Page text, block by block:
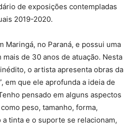
de exposições contempladas
2019-2020.
Maringá, no Paraná, e possui uma
de 30 anos de atuação. Nesta
o artista apresenta obras da
em que ele aprofunda a ideia de
pensado em alguns aspectos
peso, tamanho, forma,
tinta e o suporte se relacionam,